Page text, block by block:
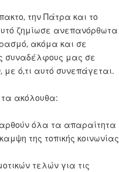
την Πάτρα και το
ζημίωσε ανεπανόρθωτα
ακόμα και σε
συναδέλφους μας σε
ό,τι αυτό συνεπάγεται.
ακόλουθα:
όλα τα απαραίτητα
της τοπικής κοινωνίας
τελών για τις